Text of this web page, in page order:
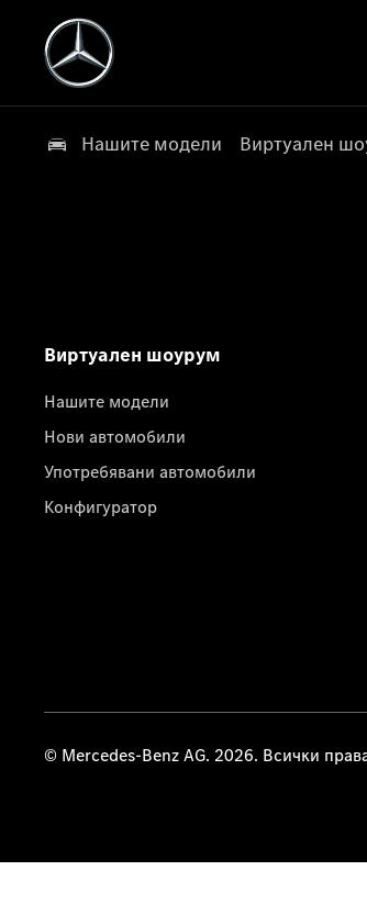
Нашите модели Виртуален
Виртуален шоурум
Нашите модели
Нови автомобили
Употребявани автомобили
Конфигуратор
© Mercedes-Benz AG. 2026. Всички